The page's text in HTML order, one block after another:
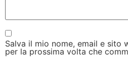
Salva il mio nome, email e sito
per la prossima volta che